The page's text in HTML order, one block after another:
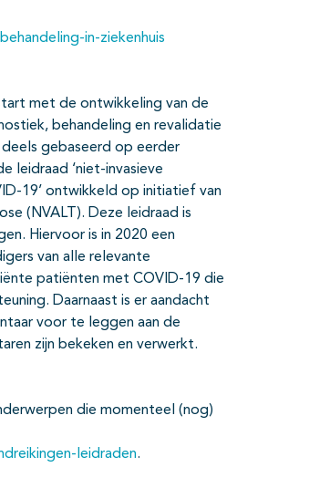
in-ziekenhuis
met de ontwikkeling van de
behandeling en revalidatie
gebaseerd op eerder
leidraad ‘niet-invasieve
19’ ontwikkeld op initiatief van
(NVALT). Deze leidraad is
Hiervoor is in 2020 een
van alle relevante
patiënten met COVID-19 die
Daarnaast is er aandacht
voor te leggen aan de
zijn bekeken en verwerkt.
die momenteel (nog)
leidraden.